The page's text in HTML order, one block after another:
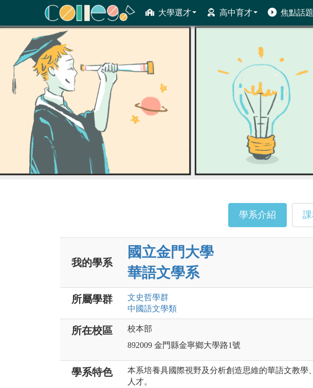
大學選才 高中育才 焦點話題
ColleGo! 大學選才與高中育才輔助系統
學系介紹
我的學系
國立金門大學
華語文學系
所屬學群 文史哲學群
中國語文學類
所在校區
校本部
892009 金門縣金寧鄉大學路1號
學系特色
本系培養具國際視野及分析創造思維的華語文教學
人才。